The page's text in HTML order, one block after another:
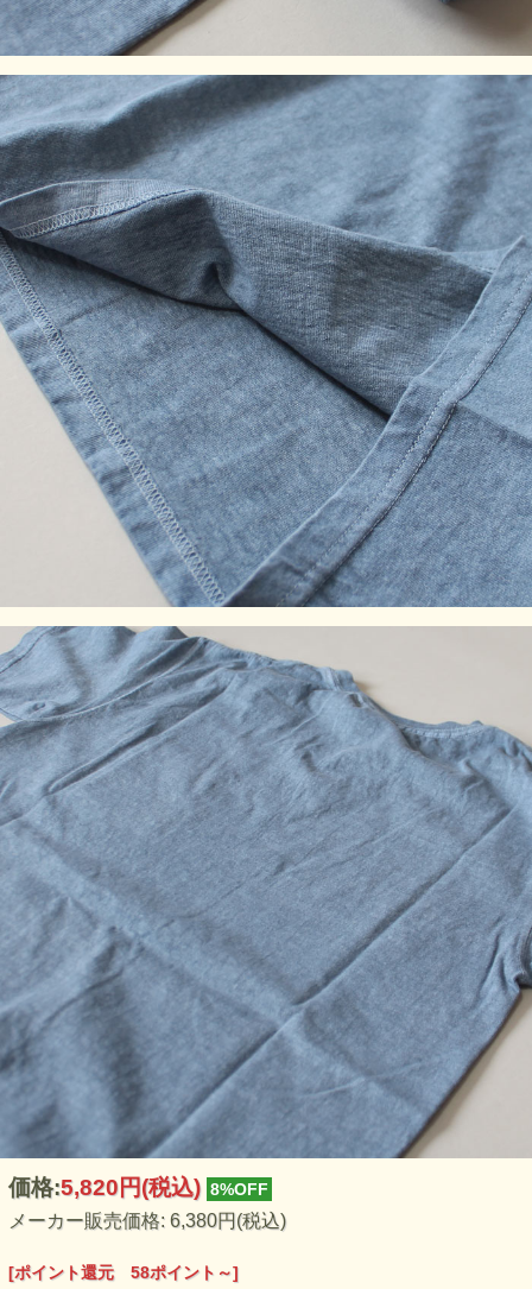
価格:5,820円(税込) 8%OFF
メーカー販売価格: 6,380円(税込)
[ポイント還元 58ポイント～]